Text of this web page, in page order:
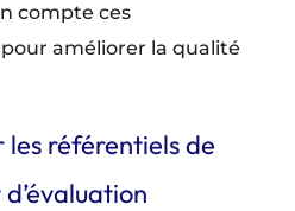
compte ces
améliorer la qualité
les référentiels de